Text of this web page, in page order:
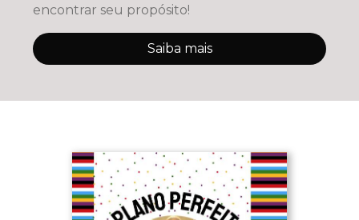
encontrar seu propósito!
Saiba mais